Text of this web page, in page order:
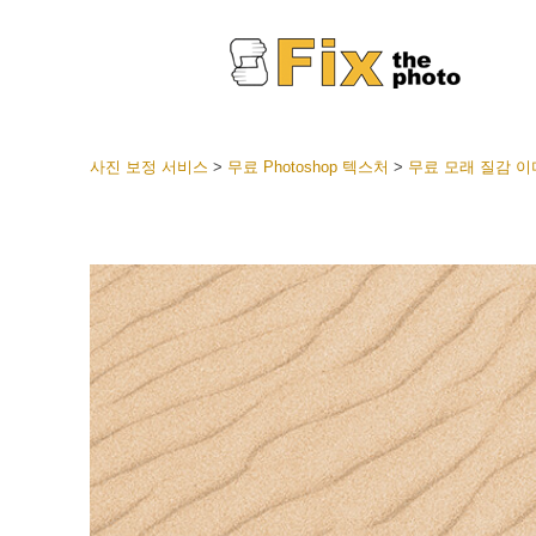
웨딩
션
베스트
모바일
사진 보정 서비스 > 무료 Photoshop 텍스처 > 무료 모래 질감 이